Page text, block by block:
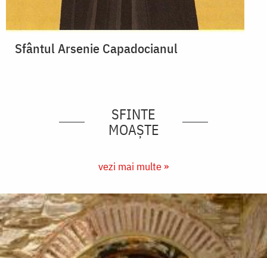
Sfântul Arsenie Capadocianul
SFINTE
MOAȘTE
vezi mai multe »